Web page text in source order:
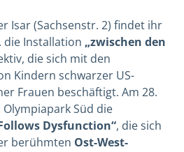
Isar (Sachsenstr. 2) findet ihr
die Installation „zwischen den
die sich mit den
Kindern schwarzer US-
Frauen beschäftigt. Am 28.
Süd die
Dysfunction“, die sich
berühmten Ost-West-